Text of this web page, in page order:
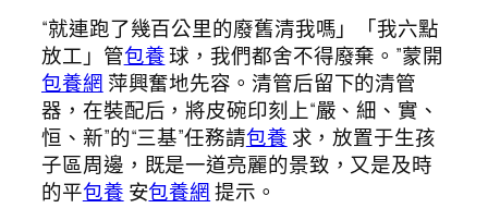
“就連跑了幾百公里的廢舊清我嗎」「我六點
放工」管包養球，我們都舍不得廢棄。”蒙開
包養網 萍興奮地先容。清管后留下的清管
器，在裝配后，將皮碗印刻上“嚴、細、實、
恒、新”的“三基”任務請包養 求，放置于生孩
子區周邊，既是一道亮麗的景致，又是及時
的平包養 安包養網提示。